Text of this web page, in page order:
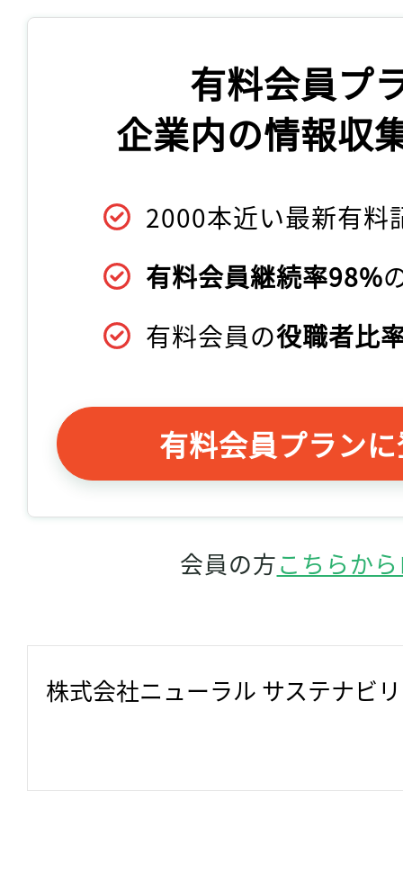
有料会員プ
企業内の情報収
2000本近い最新有料
有料会員継続率98%
有料会員の役職者比
有料会員プラン
会員の方こちらか
株式会社ニューラル サステナビ